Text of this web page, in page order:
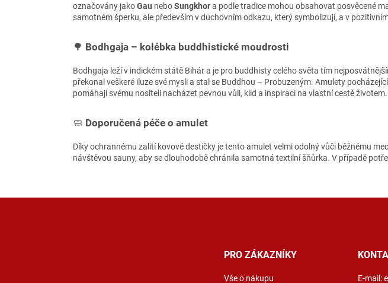
označovány jakoGau neboSungkhora podle tradice mohou obsahovat posvěcené
samotném šperku, ale především v duchovním odkazu, který symbolizují, a v
🌳 Bodhgaja – kolébka buddhistické moudrosti
Bodhgaja leží v indickém státě Bihár a je pro buddhisty celého světa tím
překonal veškeré iluze své mysli a stal se Buddhou – Probuzeným. Amulety
pomáhají svému nositeli nacházet pevnou vůli, klid a inspiraci na vlastní cestě životem.
🧼 Doporučená péče o amulet
Díky ochrannému zalití kovové destičky je tento amulet velmi odolný vůči běžnému
návštěvou sauny, aby se dlouhodobě chránila samotná textilní šňůrka. V případě
PRO ZÁKAZNÍKY
Vše o nákupu E-mail: